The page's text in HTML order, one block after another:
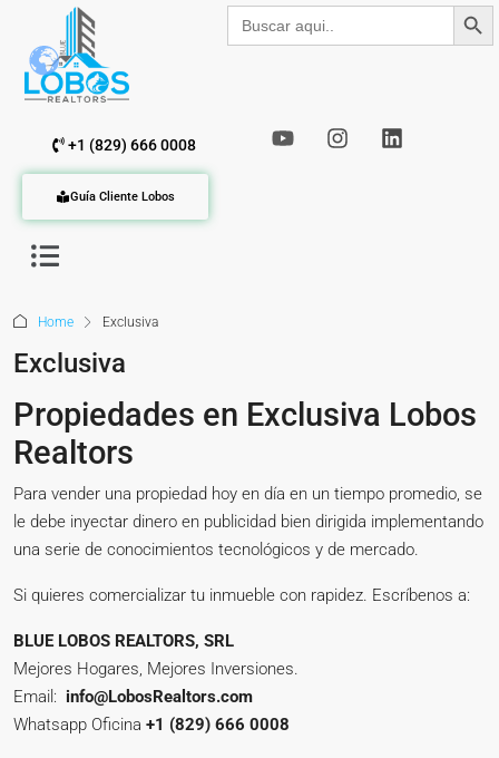
Buscar: Botón de
+1 (829) 666 0008
Guía Cliente Lobos
Home Exclusiva
Exclusiva
Propiedades en Exclusiva Lobos
Realtors
Para vender una propiedad hoy en día en un tiempo promedio, se
le debe inyectar dinero en publicidad bien dirigida implementando
una serie de conocimientos tecnológicos y de mercado.
Si quieres comercializar tu inmueble con rapidez. Escríbenos a:
BLUE LOBOS REALTORS, SRL
Mejores Hogares, Mejores Inversiones.
Email: info@LobosRealtors.com
Whatsapp Oficina +1 (829) 666 0008